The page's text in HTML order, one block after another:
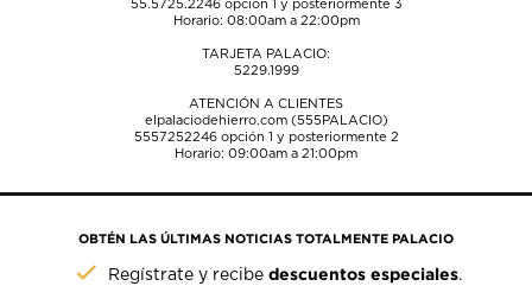
55.5725.2246opción 1 y posteriormente 3
Horario: 08:00am a 22:00pm
TARJETA PALACIO:
5229.1999
ATENCIÓN A CLIENTES
elpalaciodehierro.com (555PALACIO)
5557252246opción 1 y posteriormente 2
Horario: 09:00am a 21:00pm
OBTÉN LAS ÚLTIMAS NOTICIAS TOTALMENTE PALACIO
Regístrate y recibedescuentos especiales.